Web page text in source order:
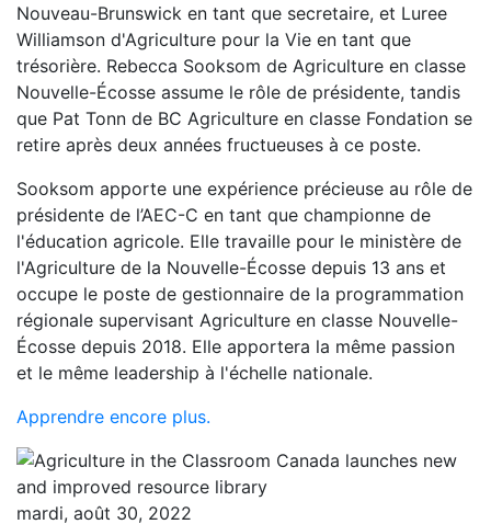
Nouveau-Brunswick en tant que secretaire, et Luree
Williamson d'Agriculture pour la Vie en tant que
trésorière. Rebecca Sooksom de Agriculture en classe
Nouvelle-Écosse assume le rôle de présidente, tandis
que Pat Tonn de BC Agriculture en classe Fondation se
retire après deux années fructueuses à ce poste.
Sooksom apporte une expérience précieuse au rôle de
présidente de l’AEC-C en tant que championne de
l'éducation agricole. Elle travaille pour le ministère de
l'Agriculture de la Nouvelle-Écosse depuis 13 ans et
occupe le poste de gestionnaire de la programmation
régionale supervisant Agriculture en classe Nouvelle-
Écosse depuis 2018. Elle apportera la même passion
et le même leadership à l'échelle nationale.
Apprendre encore plus.
mardi, août 30, 2022